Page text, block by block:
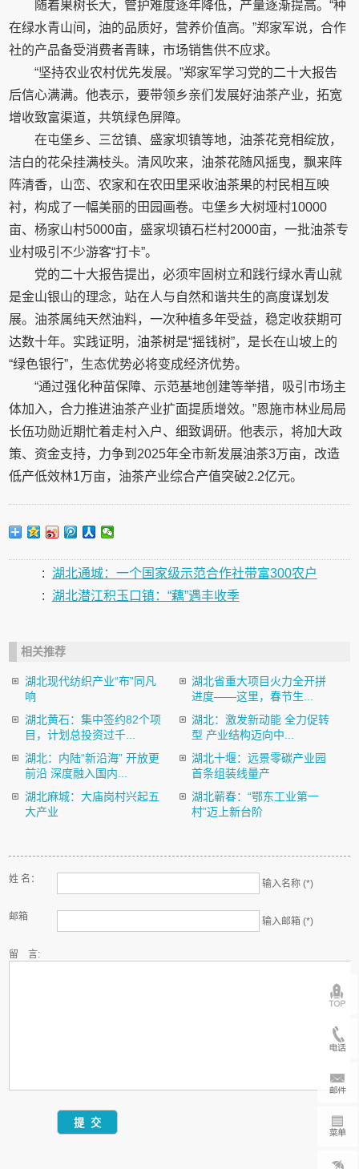
随着果树长大，管护难度逐年降低，产量逐渐提高。“种
在绿水青山间，油的品质好，营养价值高。”郑家军说，合作
社的产品备受消费者青睐，市场销售供不应求。
“坚持农业农村优先发展。”郑家军学习党的二十大报告
后信心满满。他表示，要带领乡亲们发展好油茶产业，拓宽
增收致富渠道，共筑绿色屏障。
在屯堡乡、三岔镇、盛家坝镇等地，油茶花竞相绽放，
洁白的花朵挂满枝头。清风吹来，油茶花随风摇曳，飘来阵
阵清香，山峦、农家和在农田里采收油茶果的村民相互映
衬，构成了一幅美丽的田园画卷。屯堡乡大树垭村10000
亩、杨家山村5000亩，盛家坝镇石栏村2000亩，一批油茶专
业村吸引不少游客“打卡”。
党的二十大报告提出，必须牢固树立和践行绿水青山就
是金山银山的理念，站在人与自然和谐共生的高度谋划发
展。油茶属纯天然油料，一次种植多年受益，稳定收获期可
达数十年。实践证明，油茶树是“摇钱树”，是长在山坡上的
“绿色银行”，生态优势必将变成经济优势。
“通过强化种苗保障、示范基地创建等举措，吸引市场主
体加入，合力推进油茶产业扩面提质增效。”恩施市林业局局
长伍功勋近期忙着走村入户、细致调研。他表示，将加大政
策、资金支持，力争到2025年全市新发展油茶3万亩，改造
低产低效林1万亩，油茶产业综合产值突破2.2亿元。
: 湖北通城：一个国家级示范合作社带富300农户
: 湖北潜江积玉口镇：“藕”遇丰收季
相关推荐
湖北现代纺织产业“布”同凡
响
湖北省重大项目火力全开拼
进度——这里，春节生...
湖北黄石：集中签约82个项
目，计划总投资过千...
湖北：激发新动能 全力促转
型 产业结构迈向中...
湖北：内陆“新沿海” 开放更
前沿 深度融入国内...
湖北十堰：远景零碳产业园
首条组装线量产
湖北麻城：大庙岗村兴起五
大产业
湖北蕲春：“鄂东工业第一
村”迈上新台阶
姓 名： 输入名称 (*)
邮箱 输入邮箱 (*)
留 言: